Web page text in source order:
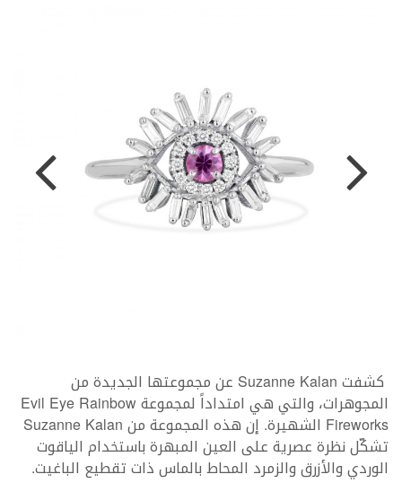
كشفت Suzanne Kalan عن مجموعتها الجديدة من
المجوهرات، والتي هي امتداداً لمجموعة Evil Eye Rainbow
Fireworks الشهيرة. إن هذه المجموعة من Suzanne Kalan
تشكّل نظرة عصرية على العين المبهرة باستخدام الياقوت
الوردي والأزرق والزمرد المحاط بالماس ذات تقطيع الباغيت.